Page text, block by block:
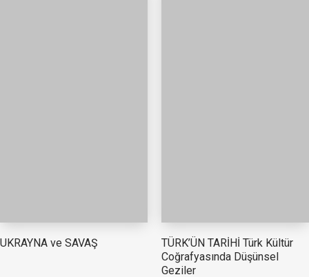
UKRAYNA ve SAVAŞ
TÜRK’ÜN TARİHİ Türk Kültür
Coğrafyasında Düşünsel
Geziler